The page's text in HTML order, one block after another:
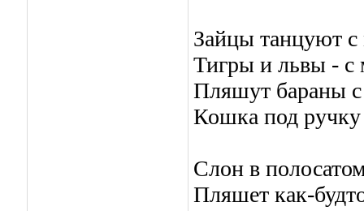
Зайцы танцуют
Тигры и львы -
Пляшут бараны
Кошка под ручку
Слон в
Пляшет как-